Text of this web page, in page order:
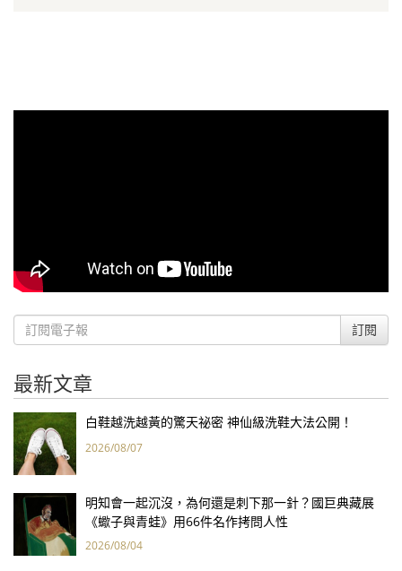
訂閱
最新文章
白鞋越洗越黃的驚天祕密 神仙級洗鞋大法公開！
2026/08/07
明知會一起沉沒，為何還是刺下那一針？國巨典藏展
《蠍子與青蛙》用66件名作拷問人性
2026/08/04